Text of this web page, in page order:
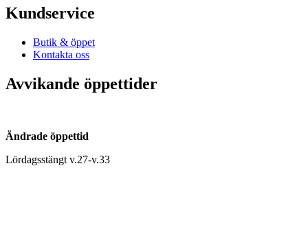
Kundservice
Butik & öppet
Kontakta oss
Avvikande öppettider
Ändrade öppettid
Lördagsstängt v.27-v.33